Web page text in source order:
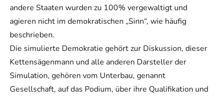
andere Staaten wurden zu 100% vergewaltigt und
agieren nicht im demokratischen „Sinn“, wie häufig
beschrieben.
Die simulierte Demokratie gehört zur Diskussion, dieser
Kettensägenmann und alle anderen Darsteller der
Simulation, gehören vom Unterbau, genannt
Gesellschaft, auf das Podium, über ihre Qualifikation und